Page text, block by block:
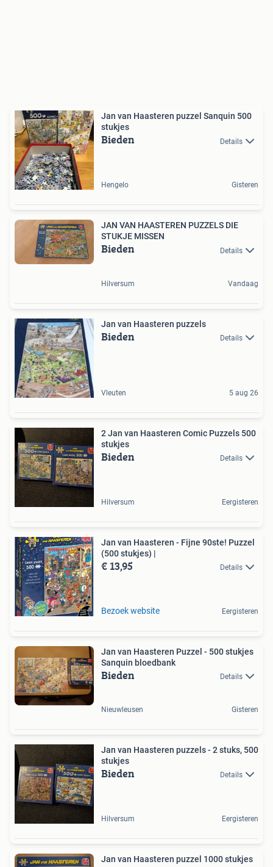
Jan van Haasteren puzzel Sanquin 500
stukjes
Bieden Details
Hengelo Gisteren
JAN VAN HAASTEREN PUZZELS DIE
STUKJE MISSEN
Bieden Details
Hilversum Vandaag
Jan van Haasteren puzzels
Bieden Details
Vleuten 5 aug 26
2 Jan van Haasteren Comic Puzzels 500
stukjes
Bieden Details
Hilversum Eergisteren
Jan van Haasteren - Fijne 90ste! Puzzel
(500 stukjes) |
€ 13,95 Details
Bezoek website Eergisteren
Jan van Haasteren Puzzel - 500 stukjes
Sanquin bloedbank
Bieden Details
Nieuwleusen Gisteren
Jan van Haasteren puzzels - 2 stuks, 500
stukjes
Bieden Details
Hilversum Eergisteren
Jan van Haasteren puzzel 1000 stukjes